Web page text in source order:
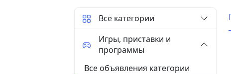
Все категории
Игры, приставки и
программы
Все объявления категории